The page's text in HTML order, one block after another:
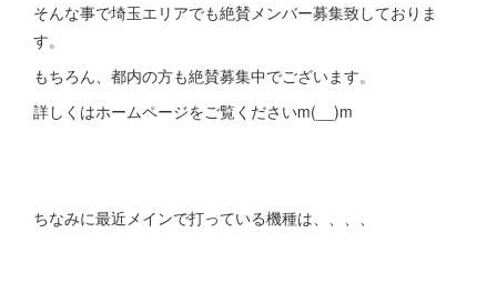
そんな事で埼玉エリアでも絶賛メンバー募集致しておりま
す。
もちろん、都内の方も絶賛募集中でございます。
詳しくはホームページをご覧くださいm(__)m
ちなみに最近メインで打っている機種は、、、、